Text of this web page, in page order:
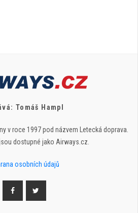
Tomáš Hampl
v roce 1997 pod názvem Letecká doprava.
dostupné jako Airways.cz.
osobních údajů